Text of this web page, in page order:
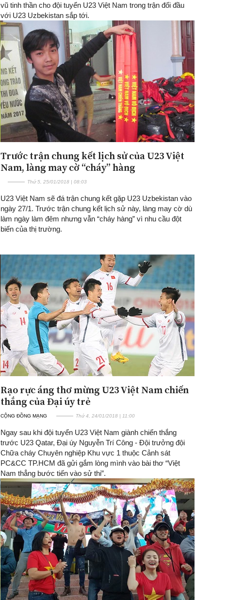
vũ tinh thần cho đội tuyển U23 Việt Nam trong trận đối đầu
với U23 Uzbekistan sắp tới.
Trước trận chung kết lịch sử của U23 Việt
Nam, làng may cờ “cháy” hàng
Thứ 5, 25/01/2018 | 08:03
U23 Việt Nam sẽ đá trận chung kết gặp U23 Uzbekistan vào
ngày 27/1. Trước trận chung kết lịch sử này, làng may cờ dù
làm ngày làm đêm nhưng vẫn “cháy hàng” vì nhu cầu đột
biến của thị trường.
Rạo rực áng thơ mừng U23 Việt Nam chiến
thắng của Đại úy trẻ
CỘNG ĐỒNG MẠNG Thứ 4, 24/01/2018 | 11:00
Ngay sau khi đội tuyển U23 Việt Nam giành chiến thắng
trước U23 Qatar, Đại úy Nguyễn Trí Công - Đội trưởng đội
Chữa cháy Chuyên nghiệp Khu vực 1 thuộc Cảnh sát
PC&CC TP.HCM đã gửi gắm lòng mình vào bài thơ “Việt
Nam thẳng bước tiến vào sử thi”.